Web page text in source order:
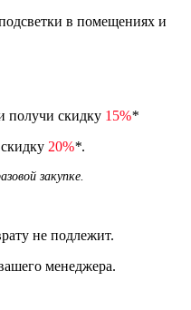
в помещениях и
получи скидку 15%*
20%*.
закупке.
не подлежит.
менеджера.